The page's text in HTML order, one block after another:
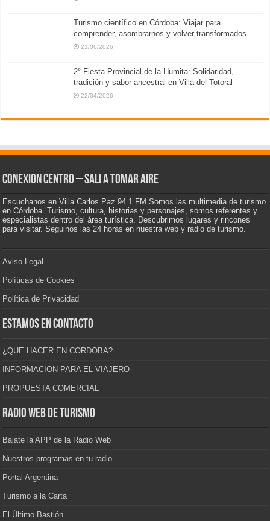
Turismo científico en Córdoba: Viajar para
comprender, asombrarnos y volver transformados
21/06/2026
2° Fiesta Provincial de la Humita: Solidaridad,
tradición y sabor ancestral en Villa del Totoral
22/04/2026
CONEXION CENTRO – Sali a tomar aire
Escuchanos en Villa Carlos Paz 94.1 FM Somos las multimedia de turismo
en Córdoba. Turismo, cultura, historias y personajes, somos referentes y
especialistas dentro del área turística. Descubrimos lugares y rincones
para visitar. Seguinos las 24 horas en nuestra web y radio de turismo.
Aviso Legal
Políticas de Cookies
Política de Privacidad
Estamos en contacto
¿QUE HACER EN CORDOBA?
INFORMACION PARA EL VIAJERO
PROPUESTA COMERCIAL
Radio Web de Turismo
Bajate la APP de la Radio Web
Nuestros programas en tu radio
Portal Argentina
Turismo a la Carta
El Último Bastión